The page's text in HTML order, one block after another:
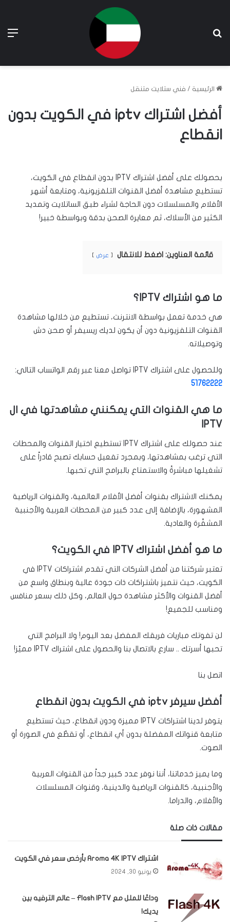
الرئيسية / فني ستلايت متنقل
أفضل اشتراك iptv في الكويت بدون
انقطاع
بحصولك على أفضل اشتراك IPTV بدون انقطاع في الكويت،
تستطيع مشاهدة أفضل القنوات التلفزيونية، ومتابعة أشهر
الأفلام والمسلسلات دون الحاجة لشراء طبق الساتلايت وتمديد
الكثير من الأسلاك، ثم معايرة الصحن بدقة وبواسطة خبير!
قائمة العناوين: اضغط للانتقال عرض
ما هو اشتراك IPTV؟
هي خدمة تعمل بواسطة الانترنت، تستطيع من خلالها مشاهدة
القنوات التلفزيونية دون أن يكون لديك ريسيفر أو صحن دش
وتوصيلاته.
وللحصول على اشتراك IPTV تواصل معنا عبر رقم الواتساب التالي:
51762222
ما هي القنوات التي يمكنني مشاهدتها في ال
IPTV
عند حصولك على اشتراك IPTV تستطيع اختيار القنوات والمحطات
التي ترغب بمشاهدتها، وبمجرد تفعيل حسابك تصبح قادراً على
تشغيلها مباشرةً والاستمتاع بالبرامج التي تحبها.
يمكنك الاشتراك بقنوات أفضل الأفلام العالمية، والقنوات الرياضية
المشهورة، بالإضافة إلى عدد كبير من المحطات العربية والأجنبية
المشفّرة والعادية.
ما هو أفضل اشتراك IPTV في الكويت؟
تعتبر شركتنا من أفضل الشركات التي تقدم اشتراكات IPTV في
الكويت، حيث نتميز باشتراكات ذات جودة عالية وبنطاق واسع من
أفضل القنوات والأكثر مشاهدة حول العالم، وكل ذلك بسعر منافس
ومناسب للجميع!
لن تفوتك مباريات فريقك المفضل بعد اليوم! ولا البرامج التي
تحبها أسرتك .. سارع بالاتصال بنا والحصول على اشتراك IPTV مميّز!
اتصل بنا
أفضل سيرفر iptv في الكويت بدون انقطاع
يتوفر لدينا اشتراكات IPTV مميزة ودون انقطاع، حيث تستطيع
متابعة قنواتك المفضلة بدون أي انقطاع، أو تقطّع في الصورة أو
الصوت.
وما يميز خدماتنا، أننا نوفر عدد كبير جداً من القنوات العربية
والأجنبية، كالقنوات الرياضية والدينية، وقنوات المسلسلات
والأفلام، والدراما.
مقالات ذات صلة
اشتراك Aroma 4K IPTV بأرخص سعر في الكويت
يونيو 30, 2024
وداعًا للملل مع Flash IPTV – عالم الترفيه بين
يديك!